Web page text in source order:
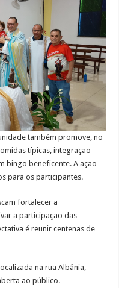
também promove, no
típicas, integração
bingo beneficente. A ação
para os participantes.
fortalecer a
a participação das
é reunir centenas de
na rua Albânia,
ao público.